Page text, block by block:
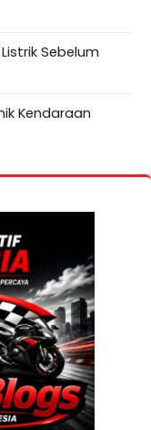
Sebelum
Kendaraan